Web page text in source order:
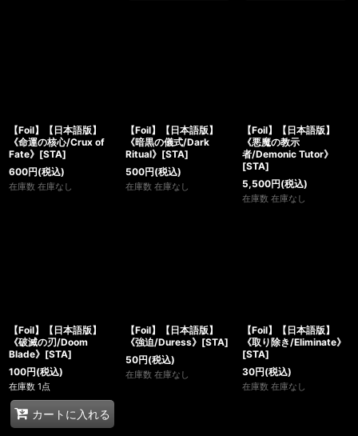
【Foil】【日本語版】
《命運の核心/Crux of
Fate》[STA]
600円(税込)
在庫数 在庫なし
【Foil】【日本語版】
《暗黒の儀式/Dark
Ritual》[STA]
500円(税込)
在庫数 在庫なし
【Foil】【日本語版】
《悪魔の教示
者/Demonic Tutor》
[STA]
5,500円(税込)
在庫数 在庫なし
【Foil】【日本語版】
《破滅の刃/Doom
Blade》[STA]
100円(税込)
在庫数 1点
カートに入れる
【Foil】【日本語版】
《強迫/Duress》[STA]
50円(税込)
在庫数 在庫なし
【Foil】【日本語版】
《取り除き/Eliminate》
[STA]
30円(税込)
在庫数 在庫なし